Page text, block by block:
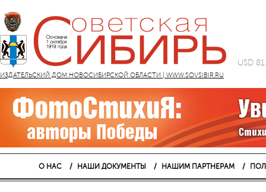
ИЗДАТЕЛЬСКИЙ ДОМ НОВОСИБИРСКОЙ ОБЛАСТИ | WWW.SOVSIBIR.RU
USD
О НАС НАШИ ДОКУМЕНТЫ НАШИМ ПАРТНЕРАМ